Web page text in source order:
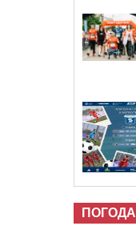
ПОГОДА